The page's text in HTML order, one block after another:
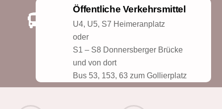
Öffentliche Verkehrsmittel
U4, U5, S7 Heimeranplatz
oder
S1 – S8 Donnersberger Brücke
und von dort
Bus 53, 153, 63 zum Gollierplatz